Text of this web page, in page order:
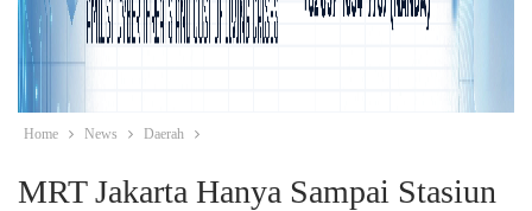
Home News Daerah
MRT Jakarta Hanya Sampai Stasiun